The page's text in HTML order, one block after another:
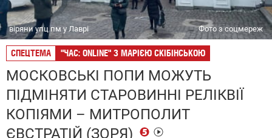
віряни упц пм у Лаврі Фото з соцмереж
СПЕЦТЕМА "ЧАС: ONLINE" З МАРІЄЮ СКІБІНСЬКОЮ
МОСКОВСЬКІ ПОПИ МОЖУТЬ
ПІДМІНЯТИ СТАРОВИННІ РЕЛІКВІЇ
КОПІЯМИ – МИТРОПОЛИТ
ЄВСТРАТІЙ (ЗОРЯ)